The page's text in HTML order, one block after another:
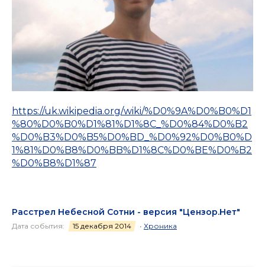
https://uk.wikipedia.org/wiki/%D0%9A%D0%B0%D1
%80%D0%B0%D1%81%D1%8C_%D0%84%D0%B2
%D0%B3%D0%B5%D0%BD_%D0%92%D0%B0%D
1%81%D0%B8%D0%BB%D1%8C%D0%BE%D0%B2
%D0%B8%D1%87
Расстрел Небесной Сотни - версия "Цензор.Нет"
Дата события: 15 декабря 2014 • Хроника